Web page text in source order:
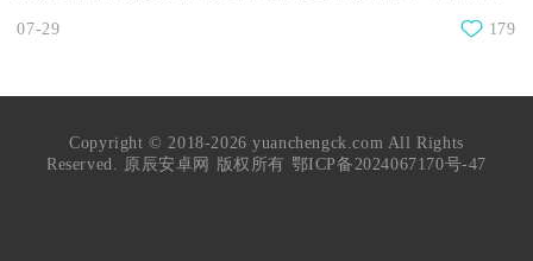
07-29 179
Copyright © 2018-2026 yuanchengck.com All Rights
Reserved. 原辰安卓网 版权所有 鄂ICP备2024067170号-47